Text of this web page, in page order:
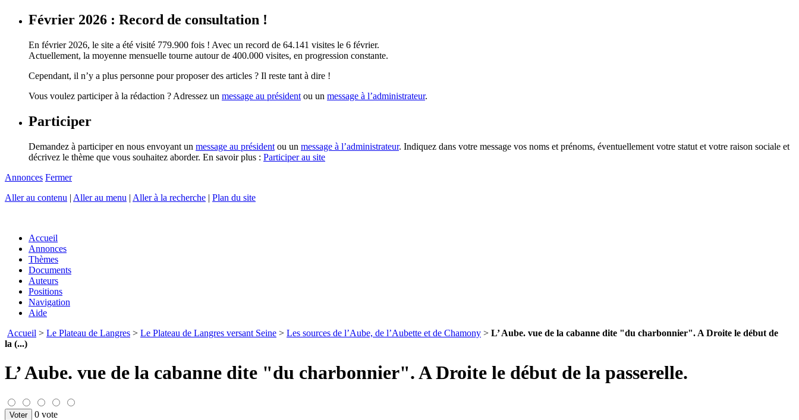
Février 2026 : Record de consultation !
En février 2026, le site a été visité 779.900 fois ! Avec un record de 64.141 visites le 6 février.
Actuellement, la moyenne mensuelle tourne autour de 400.000 visites, en progression constante.
Cependant, il n’y a plus personne pour proposer des articles ? Il reste tant à dire !
Vous voulez participer à la rédaction ? Adressez un message au président ou un message à l’administrateur.
Participer
Demandez à participer en nous envoyant un message au président ou un message à l’administrateur. Indiquez dans votre message vos noms et prénoms, éventuellement votre statut et votre raison sociale et
décrivez le thème que vous souhaitez aborder. En savoir plus : Participer au site
Annonces Fermer
Aller au contenu | Aller au menu | Aller à la recherche | Plan du site
Accueil
Annonces
Thèmes
Documents
Auteurs
Positions
Navigation
Aide
Accueil > Le Plateau de Langres > Le Plateau de Langres versant Seine > Les sources de l’Aube, de l’Aubette et de Chamony > L’ Aube. vue de la cabanne dite "du charbonnier". A Droite le début de
la (...)
L’ Aube. vue de la cabanne dite "du charbonnier". A Droite le début de la passerelle.
0 vote